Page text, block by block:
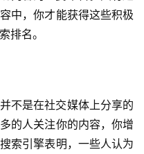
中，你才能获得这些积极
排名。
不是在社交媒体上分享的
的人关注你的内容，你增
索引擎表明，一些人认为